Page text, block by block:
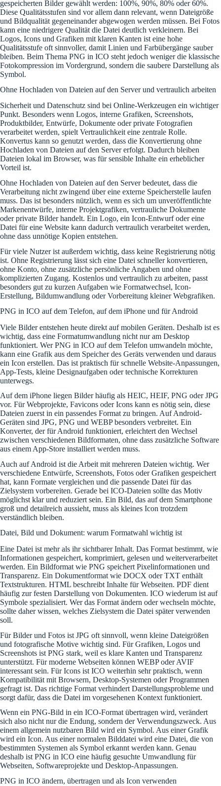
gespeicherten Bilder gewählt werden: 100%, 90%, 80% oder 60%.
Diese Qualitätsstufen sind vor allem dann relevant, wenn Dateigröße
und Bildqualität gegeneinander abgewogen werden müssen. Bei Fotos
kann eine niedrigere Qualität die Datei deutlich verkleinern. Bei
Logos, Icons und Grafiken mit klaren Kanten ist eine hohe
Qualitätsstufe oft sinnvoller, damit Linien und Farbübergänge sauber
bleiben. Beim Thema PNG in ICO steht jedoch weniger die klassische
Fotokompression im Vordergrund, sondern die saubere Darstellung als
Symbol.
Ohne Hochladen von Dateien auf den Server und vertraulich arbeiten
Sicherheit und Datenschutz sind bei Online-Werkzeugen ein wichtiger
Punkt. Besonders wenn Logos, interne Grafiken, Screenshots,
Produktbilder, Entwürfe, Dokumente oder private Fotografien
verarbeitet werden, spielt Vertraulichkeit eine zentrale Rolle.
Konvertus kann so genutzt werden, dass die Konvertierung ohne
Hochladen von Dateien auf den Server erfolgt. Dadurch bleiben
Dateien lokal im Browser, was für sensible Inhalte ein erheblicher
Vorteil ist.
Ohne Hochladen von Dateien auf den Server bedeutet, dass die
Verarbeitung nicht zwingend über eine externe Speicherstelle laufen
muss. Das ist besonders nützlich, wenn es sich um unveröffentlichte
Markenentwürfe, interne Projektgrafiken, vertrauliche Dokumente
oder private Bilder handelt. Ein Logo, ein Icon-Entwurf oder eine
Datei für eine Website kann dadurch vertraulich verarbeitet werden,
ohne dass unnötige Kopien entstehen.
Für viele Nutzer ist außerdem wichtig, dass keine Registrierung nötig
ist. Ohne Registrierung lässt sich eine Datei schneller konvertieren,
ohne Konto, ohne zusätzliche persönliche Angaben und ohne
komplizierten Zugang. Kostenlos und vertraulich zu arbeiten, passt
besonders gut zu kurzen Aufgaben wie Formatwechsel, Icon-
Erstellung, Bildumwandlung oder Vorbereitung kleiner Webgrafiken.
PNG in ICO auf dem Telefon, auf dem iPhone und für Android
Viele Bilder entstehen heute direkt auf mobilen Geräten. Deshalb ist es
wichtig, dass eine Formatumwandlung nicht nur am Desktop
funktioniert. Wer PNG in ICO auf dem Telefon umwandeln möchte,
kann eine Grafik aus dem Speicher des Geräts verwenden und daraus
ein Icon erstellen. Das ist praktisch für schnelle Website-Anpassungen,
App-Tests, kleine Designaufgaben oder technische Korrekturen
unterwegs.
Auf dem iPhone liegen Bilder häufig als HEIC, HEIF, PNG oder JPG
vor. Für Webprojekte, Favicons oder Icons kann es nötig sein, diese
Dateien zuerst in ein passendes Format zu bringen. Auf Android-
Geräten sind JPG, PNG und WEBP besonders verbreitet. Ein
Konverter, der für Android funktioniert, erleichtert den Wechsel
zwischen verschiedenen Bildformaten, ohne dass zusätzliche Software
aus einem App-Store installiert werden muss.
Auch auf Android ist die Arbeit mit mehreren Dateien wichtig. Wer
verschiedene Entwürfe, Screenshots, Fotos oder Grafiken gespeichert
hat, kann Formate vergleichen und die passende Datei für das
Zielsystem vorbereiten. Gerade bei ICO-Dateien sollte das Motiv
möglichst klar und reduziert sein. Ein Bild, das auf dem Smartphone
groß und detailreich aussieht, muss als kleines Icon trotzdem
verständlich bleiben.
Datei, Bild und Dokument: warum Formatwahl wichtig ist
Eine Datei ist mehr als ihr sichtbarer Inhalt. Das Format bestimmt, wie
Informationen gespeichert, komprimiert, gelesen und weiterverarbeitet
werden. Ein Bildformat wie PNG speichert Pixelinformationen und
Transparenz. Ein Dokumentformat wie DOCX oder TXT enthält
Textstrukturen. HTML beschreibt Inhalte für Webseiten. PDF dient
häufig zur festen Darstellung von Dokumenten. ICO wiederum ist auf
Symbole spezialisiert. Wer das Format ändern oder wechseln möchte,
sollte daher wissen, welches Zielsystem die Datei später verwenden
soll.
Für Bilder und Fotos ist JPG oft sinnvoll, wenn kleine Dateigrößen
und fotografische Motive wichtig sind. Für Grafiken, Logos und
Screenshots ist PNG stark, weil es klare Kanten und Transparenz
unterstützt. Für moderne Webseiten können WEBP oder AVIF
interessant sein. Für Icons ist ICO weiterhin sehr praktisch, wenn
Kompatibilität mit Browsern, Desktop-Systemen oder Programmen
gefragt ist. Das richtige Format verhindert Darstellungsprobleme und
sorgt dafür, dass die Datei im vorgesehenen Kontext funktioniert.
Wenn ein PNG-Bild in ein ICO-Format übertragen wird, verändert
sich also nicht nur die Endung, sondern der Verwendungszweck. Aus
einem allgemein nutzbaren Bild wird ein Symbol. Aus einer Grafik
wird ein Icon. Aus einer normalen Bilddatei wird eine Datei, die von
bestimmten Systemen als Symbol erkannt werden kann. Genau
deshalb ist PNG in ICO eine häufig gesuchte Umwandlung für
Webseiten, Softwareprojekte und Desktop-Anpassungen.
PNG in ICO ändern, übertragen und als Icon verwenden